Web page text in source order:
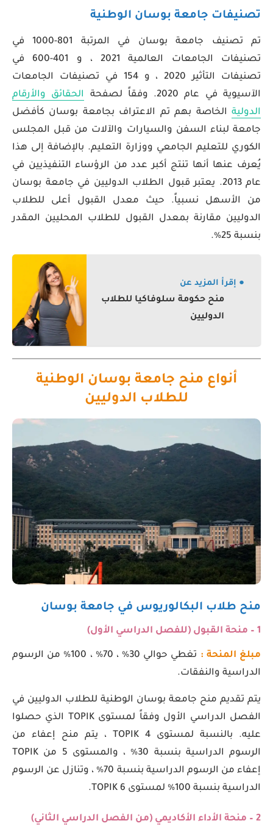
تصنيفات جامعة بوسان الوطنية
تم تصنيف جامعة بوسان في المرتبة 801-1000 في
تصنيفات الجامعات العالمية 2021 ، و 401-600 في
تصنيفات التأثير 2020 ، و 154 في تصنيفات الجامعات
الآسيوية في عام 2020. وفقاً لصفحة
الحقائق والأرقام
الدولية الخاصة بهم تم الاعتراف بجامعة بوسان كأفضل
جامعة لبناء السفن والسيارات والآلات من قبل المجلس
الكوري للتعليم الجامعي ووزارة التعليم. بالإضافة إلى هذا
يُعرف عنها أنها تنتج أكبر عدد من الرؤساء التنفيذيين في
عام 2013. يعتبر قبول الطلاب الدوليين في جامعة بوسان
من الأسهل نسبياً. حيث معدل القبول أعلى للطلاب
الدوليين مقارنة بمعدل القبول للطلاب المحليين المقدر
بنسبة 25٪.
● إقرأ المزيد عن
منح حكومة سلوفاكيا للطلاب
الدوليين
أنواع منح جامعة بوسان الوطنية
للطلاب الدوليين
منح طلاب البكالوريوس في جامعة بوسان
1 – منحة القبول (للفصل الدراسي الأول)
مبلغ المنحة :
تغطي حوالي 30٪ ، 70٪ ، 100٪ من الرسوم
الدراسية والنفقات.
يتم تقديم منح جامعة بوسان الوطنية للطلاب الدوليين في
الفصل الدراسي الأول وفقاً لمستوى TOPIK الذي حصلوا
عليه. بالنسبة لمستوى TOPIK 4 ، يتم منح إعفاء من
الرسوم الدراسية بنسبة 30٪ ، والمستوى 5 من TOPIK
إعفاء من الرسوم الدراسية بنسبة 70٪ ، وتنازل عن الرسوم
الدراسية بنسبة 100٪ لمستوى TOPIK 6.
2 – منحة الأداء الأكاديمي (من الفصل الدراسي الثاني)